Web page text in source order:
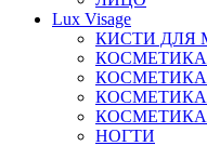
Lux Visage
КИСТИ ДЛЯ
КОСМЕТИКА
КОСМЕТИКА
КОСМЕТИКА
НОГТИ